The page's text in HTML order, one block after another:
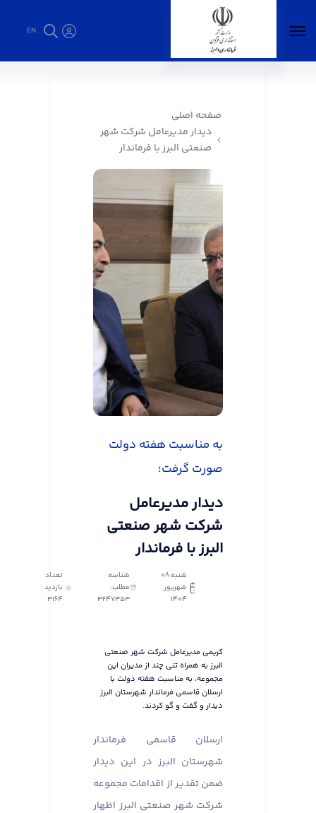
EN
صفحه اصلی
دیدار مدیرعامل شرکت شهر
صنعتی البرز با فرماندار
به مناسبت هفته دولت
صورت گرفت؛
دیدار مدیرعامل
شرکت شهر صنعتی
البرز با فرماندار
شنبه 08
شهریور
1404
شناسه
مطلب:
3247353
تعداد
بازدید :
3164
کریمی مدیرعامل شرکت شهر صنعتی
البرز به همراه تنی چند از مدیران این
مجموعه، به مناسبت هفته دولت با
ارسلان قاسمی فرماندار شهرستان البرز
دیدار و گفت و گو کردند.
ارسلان قاسمی فرماندار
شهرستان البرز در این دیدار
ضمن تقدیر از اقدامات مجموعه
شرکت شهر صنعتی البرز اظهار